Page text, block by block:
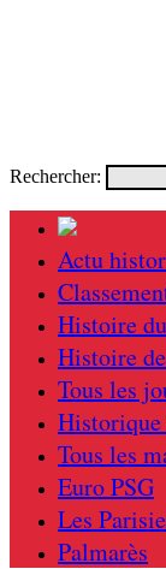
Rechercher:
Actu
Histoire
Histoire
Tous les
Tous les
Euro PSG
Les
Palmarès